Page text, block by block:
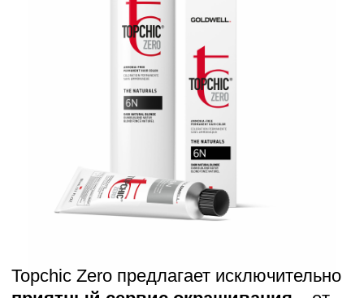
27
ОТТЕНКОВ
МАКСИМАЛЬНАЯ
КРЕАТИВНОСТЬ
БЛАГОДАРЯ
КОМПАКТНОЙ,
НО МНОГООБРАЗНОЙ
ПАЛИТРЕ